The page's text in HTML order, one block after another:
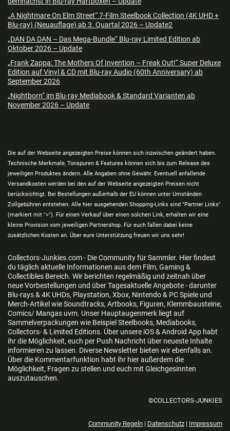
„A Nightmare On Elm Street“ 7-Film Steelbook Collection (4K UHD +
Blu-ray) (Neuauflage) ab 3. Quartal 2026 – Update2
„DAN DA DAN – Das Mega-Bundle“ Blu-ray Limited Edition ab
Oktober 2026 – Update
„Frank Zappa: The Mothers Of Invention – Freak Out!“ Super Deluxe
Edition auf Vinyl & CD mit Blu-ray Audio (60th Anniversary) ab
September 2026
„Nightborn“ im Blu-ray Mediabook & Standard Varianten ab
November 2026 – Update
Die auf der Webseite angezeigten Preise können sich inzwischen geändert haben.
Technische Merkmale, Tonspuren & Features können sich bis zum Release des
jeweiligen Produktes ändern. Alle Angaben ohne Gewähr. Eventuell anfallende
Versandkosten werden bei den auf der Webseite angezeigten Preisen nicht
berücksichtigt. Bei Bestellungen außerhalb der EU können unter Umständen
Zollgebühren entstehen. Alle hier ausgehenden Shopping-Links sind "Partner Links"
(markiert mit ">"). Für einen Verkauf über einen solchen Link, erhalten wir eine
kleine Provision vom jeweiligen Partnershop. Für euch fallen dabei keine
zusätzlichen Kosten an. Über eure Unterstützung freuen wir uns sehr!
Collectors-Junkies.com - Die Community für Sammler. Hier findest
du täglich aktuelle Informationen aus dem Film, Gaming &
Collectibles Bereich. Wir berichten regelmäßig und zeitnah über
neue Vorbestellungen und über Tagesaktuelle Angebote - darunter
Blu-rays & 4K UHDs, Playstation, Xbox, Nintendo & PC Spiele und
Merch-Artikel wie Soundtracks, Artbooks, Figuren, Klemmbausteine,
Comics/ Mangas uvm. Unser Hauptaugenmerk liegt auf
Sammelverpackungen wie Beispiel Steelbooks, Mediabooks,
Collectors- & Limited Editions. Über unsere iOS & Android App habt
ihr die Möglichkeit, euch per Push Nachricht über neueste Inhalte
informieren zu lassen. Diverse Newsletter bieten wir ebenfalls an.
Über die Kommentarfunktion habt ihr hier außerdem die
Möglichkeit, Fragen zu stellen und euch mit Gleichgesinnten
auszutauschen.
©COLLECTORS-JUNKIES
Community Regeln | Datenschutz | Impressum